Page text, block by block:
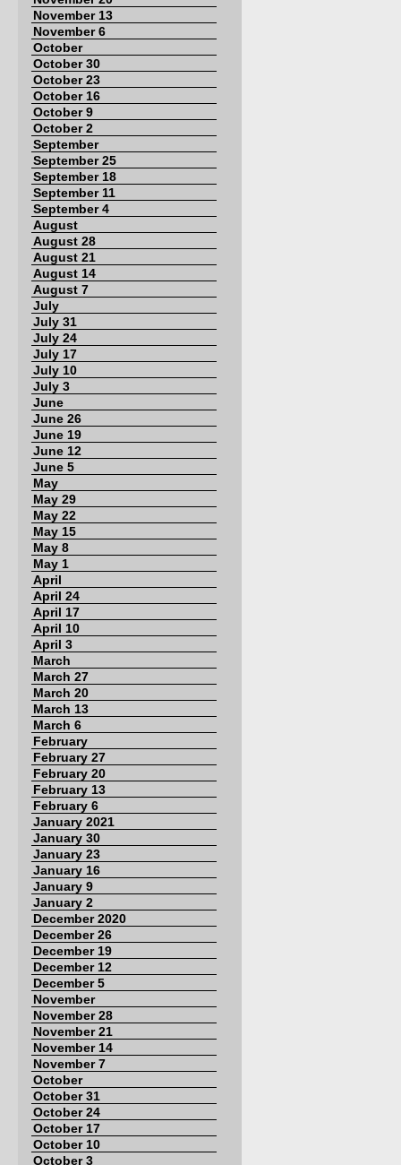
November 13
November 6
October
October 30
October 23
October 16
October 9
October 2
September
September 25
September 18
September 11
September 4
August
August 28
August 21
August 14
August 7
July
July 31
July 24
July 17
July 10
July 3
June
June 26
June 19
June 12
June 5
May
May 29
May 22
May 15
May 8
May 1
April
April 24
April 17
April 10
April 3
March
March 27
March 20
March 13
March 6
February
February 27
February 20
February 13
February 6
January 2021
January 30
January 23
January 16
January 9
January 2
December 2020
December 26
December 19
December 12
December 5
November
November 28
November 21
November 14
November 7
October
October 31
October 24
October 17
October 10
October 3